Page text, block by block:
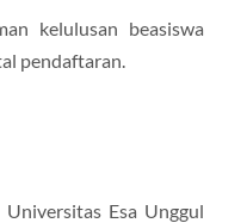
kelulusan beasiswa
pendaftaran.
Esa Unggul